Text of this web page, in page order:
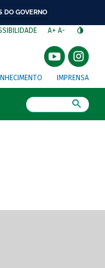
DO GOVERNO
A+ A-
IMPRENSA